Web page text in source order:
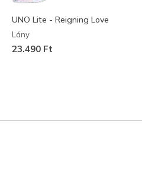
UNO Lite - Reigning Love
Lány
23.490 Ft